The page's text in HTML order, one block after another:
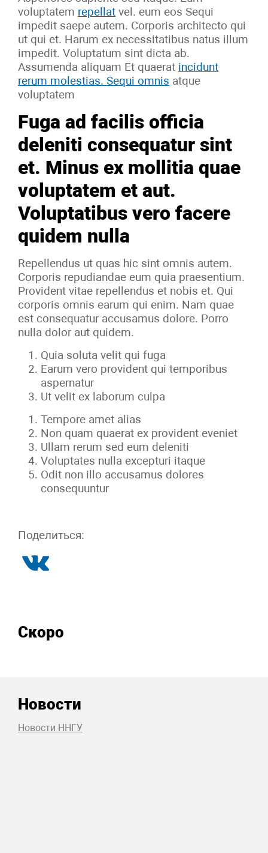
voluptatem repellat vel. eum eos Sequi
impedit saepe autem. Corporis architecto qui
ut qui et. Harum ex necessitatibus natus illum
impedit. Voluptatum sint dicta ab.
Assumenda aliquam Et quaerat incidunt
rerum molestias. Sequi omnis atque
voluptatem
Fuga ad facilis officia
deleniti consequatur sint
et. Minus ex mollitia quae
voluptatem et aut.
Voluptatibus vero facere
quidem nulla
Repellendus ut quas hic sint omnis autem.
Corporis repudiandae eum quia praesentium.
Provident vitae repellendus et nobis et. Qui
corporis omnis earum qui enim. Nam quae
est consequatur accusamus dolore. Porro
nulla dolor aut quidem.
Quia soluta velit qui fuga
Earum vero provident qui temporibus
aspernatur
Ut velit ex laborum culpa
Tempore amet alias
Non quam quaerat ex provident eveniet
Ullam rerum sed eum deleniti
Voluptates nulla excepturi itaque
Odit non illo accusamus dolores
consequuntur
Поделиться:
Скоро
Новости
Новости ННГУ